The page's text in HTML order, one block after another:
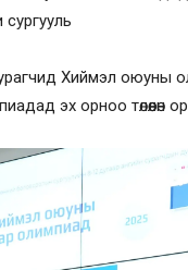
Хиймэл оюуны
эх орноо төлөөлөн